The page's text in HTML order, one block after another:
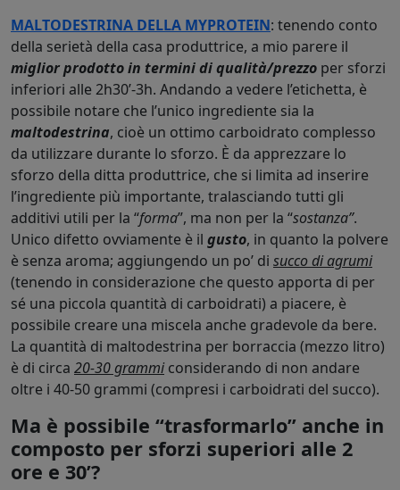
MALTODESTRINA DELLA MYPROTEIN: tenendo conto
della serietà della casa produttrice, a mio parere il
miglior prodotto in termini di qualità/prezzo per sforzi
inferiori alle 2h30’-3h. Andando a vedere l’etichetta, è
possibile notare che l’unico ingrediente sia la
maltodestrina, cioè un ottimo carboidrato complesso
da utilizzare durante lo sforzo. È da apprezzare lo
sforzo della ditta produttrice, che si limita ad inserire
l’ingrediente più importante, tralasciando tutti gli
additivi utili per la “forma”, ma non per la “sostanza”.
Unico difetto ovviamente è il gusto, in quanto la polvere
è senza aroma; aggiungendo un po’ di succo di agrumi
(tenendo in considerazione che questo apporta di per
sé una piccola quantità di carboidrati) a piacere, è
possibile creare una miscela anche gradevole da bere.
La quantità di maltodestrina per borraccia (mezzo litro)
è di circa 20-30 grammi considerando di non andare
oltre i 40-50 grammi (compresi i carboidrati del succo).
Ma è possibile “trasformarlo” anche in
composto per sforzi superiori alle 2
ore e 30’?